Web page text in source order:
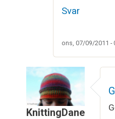
Svar
ons, 07/09/2011 -
KnittingDane